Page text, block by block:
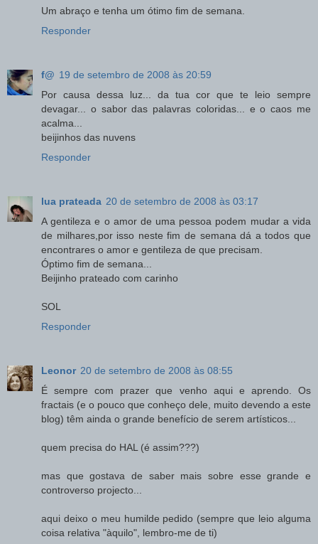
Um abraço e tenha um ótimo fim de semana.
Responder
f@ 19 de setembro de 2008 às 20:59
Por causa dessa luz... da tua cor que te leio sempre
devagar... o sabor das palavras coloridas... e o caos me
acalma...
beijinhos das nuvens
Responder
lua prateada 20 de setembro de 2008 às 03:17
A gentileza e o amor de uma pessoa podem mudar a vida
de milhares,por isso neste fim de semana dá a todos que
encontrares o amor e gentileza de que precisam.
Óptimo fim de semana...
Beijinho prateado com carinho
SOL
Responder
Leonor 20 de setembro de 2008 às 08:55
É sempre com prazer que venho aqui e aprendo. Os
fractais (e o pouco que conheço dele, muito devendo a este
blog) têm ainda o grande benefício de serem artísticos...
quem precisa do HAL (é assim???)
mas que gostava de saber mais sobre esse grande e
controverso projecto...
aqui deixo o meu humilde pedido (sempre que leio alguma
coisa relativa "àquilo", lembro-me de ti)